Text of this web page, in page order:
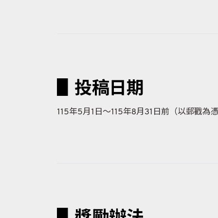
▋投稿日期
115年5月1日～115年8月31日前（以郵戳為